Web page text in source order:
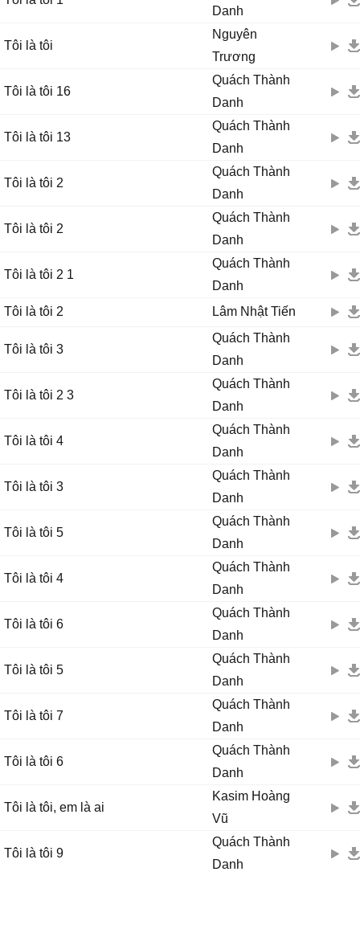
Danh
Tôi là tôi
Nguyên
Trương
Tôi là tôi 16
Quách Thành
Danh
Tôi là tôi 13
Quách Thành
Danh
Tôi là tôi 2
Quách Thành
Danh
Tôi là tôi 2
Quách Thành
Danh
Tôi là tôi 2 1
Quách Thành
Danh
Tôi là tôi 2
Lâm Nhật Tiến
Tôi là tôi 3
Quách Thành
Danh
Tôi là tôi 2 3
Quách Thành
Danh
Tôi là tôi 4
Quách Thành
Danh
Tôi là tôi 3
Quách Thành
Danh
Tôi là tôi 5
Quách Thành
Danh
Tôi là tôi 4
Quách Thành
Danh
Tôi là tôi 6
Quách Thành
Danh
Tôi là tôi 5
Quách Thành
Danh
Tôi là tôi 7
Quách Thành
Danh
Tôi là tôi 6
Quách Thành
Danh
Tôi là tôi, em là ai
Kasim Hoàng
Vũ
Tôi là tôi 9
Quách Thành
Danh